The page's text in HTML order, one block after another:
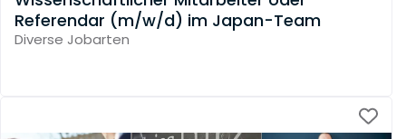
Referendar (m/w/d) im Japan-Team
Diverse Jobarten